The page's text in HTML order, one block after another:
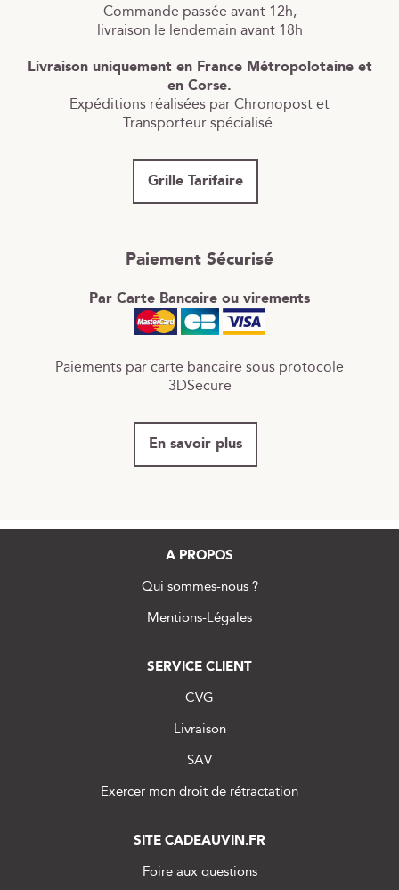
Commande passée avant 12h,
livraison le lendemain avant 18h
Livraison uniquement en France Métropolotaine et
en Corse.
Expéditions réalisées par Chronopost et
Transporteur spécialisé.
Grille Tarifaire
Paiement Sécurisé
Par Carte Bancaire ou virements
Paiements par carte bancaire sous protocole
3DSecure
En savoir plus
A PROPOS
Qui sommes-nous ?
Mentions-Légales
SERVICE CLIENT
CVG
Livraison
SAV
Exercer mon droit de rétractation
SITE CADEAUVIN.FR
Foire aux questions